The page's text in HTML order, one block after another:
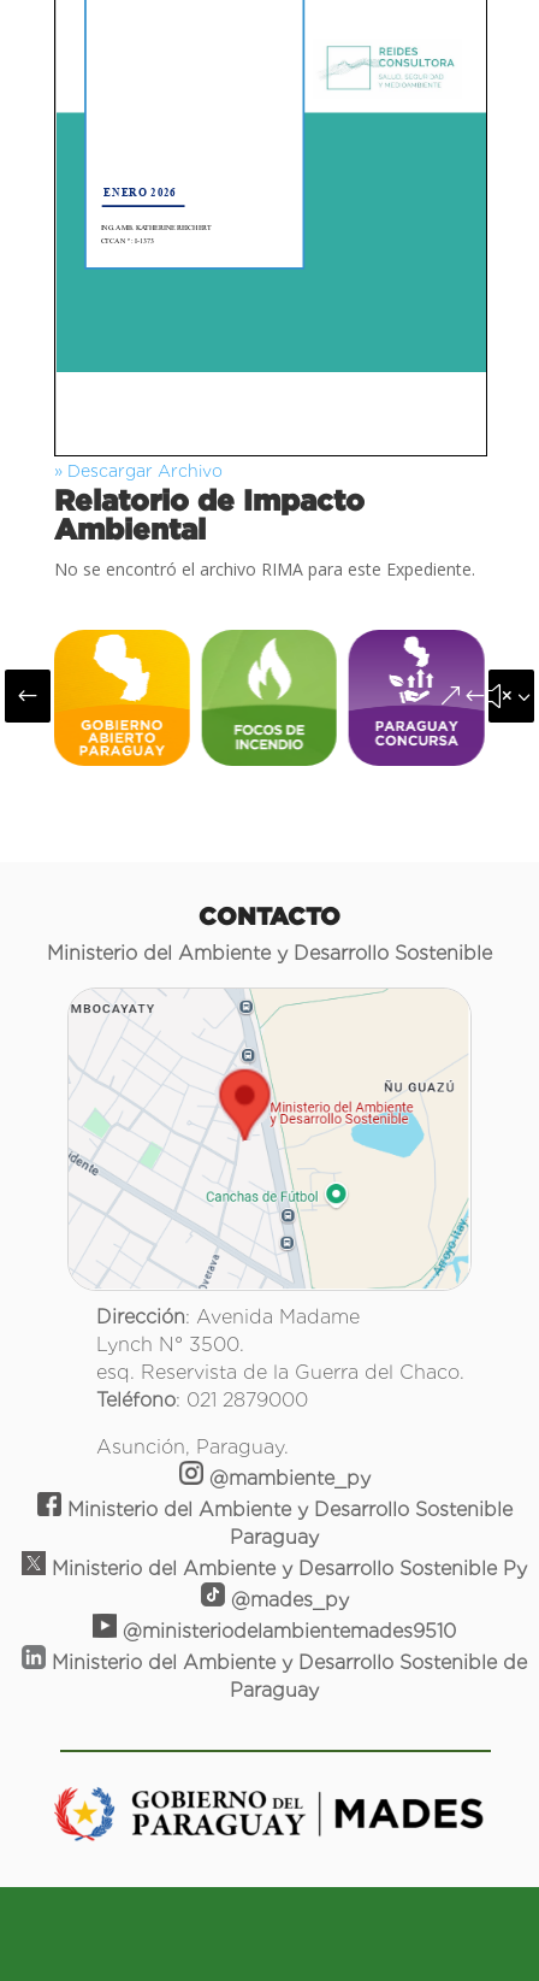
» Descargar Archivo
Relatorio de Impacto
Ambiental
No se encontró el archivo RIMA para este Expediente.
#
CONTACTO
Ministerio del Ambiente y Desarrollo Sostenible
Dirección: Avenida Madame
Lynch N° 3500.
esq. Reservista de la Guerra del Chaco.
Teléfono: 021 2879000
Asunción, Paraguay.
@mambiente_py
Ministerio del Ambiente y Desarrollo Sostenible
Paraguay
Ministerio del Ambiente y Desarrollo Sostenible Py
@mades_py
@ministeriodelambientemades9510
Ministerio del Ambiente y Desarrollo Sostenible de
Paraguay